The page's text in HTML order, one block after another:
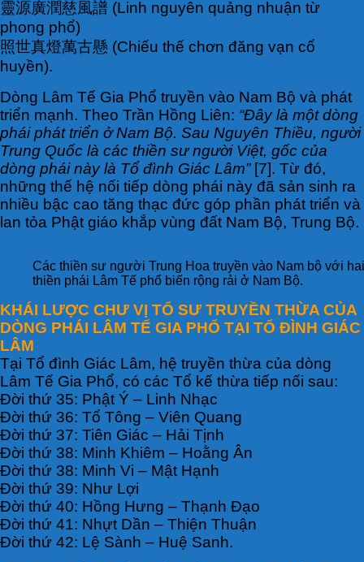
靈源廣潤慈風譜 (Linh nguyên quảng nhuận từ
phong phổ)
照世真燈萬古懸 (Chiếu thế chơn đăng vạn cổ
huyền).
Dòng Lâm Tế Gia Phổ truyền vào Nam Bộ và phát
triển mạnh. Theo Trần Hồng Liên: “Đây là một dòng
phái phát triển ở Nam Bộ. Sau Nguyên Thiều, người
Trung Quốc là các thiền sư người Việt, gốc của
dòng phái này là Tổ đình Giác Lâm”[7]. Từ đó,
những thế hệ nối tiếp dòng phái này đã sản sinh ra
nhiều bậc cao tăng thạc đức góp phần phát triển và
lan tỏa Phật giáo khắp vùng đất Nam Bộ, Trung Bộ.
Các thiền sư người Trung Hoa truyền vào Nam bộ với
thiền phái Lâm Tế phổ biến rộng rải ở Nam Bộ.
KHÁI LƯỢC CHƯ VỊ TỔ SƯ TRUYỀN THỪA CỦA
DÒNG PHÁI LÂM TẾ GIA PHỔ TẠI TỔ ĐÌNH GIÁC
LÂM
Tại Tổ đình Giác Lâm, hệ truyền thừa của dòng
Lâm Tế Gia Phổ, có các Tổ kế thừa tiếp nối sau:
Đời thứ 35: Phật Ý – Linh Nhạc
Đời thứ 36: Tổ Tông – Viên Quang
Đời thứ 37: Tiên Giác – Hải Tịnh
Đời thứ 38: Minh Khiêm – Hoằng Ân
Đời thứ 38: Minh Vi – Mật Hạnh
Đời thứ 39: Như Lợi
Đời thứ 40: Hồng Hưng – Thạnh Đạo
Đời thứ 41: Nhựt Dần – Thiện Thuận
Đời thứ 42: Lệ Sành – Huệ Sanh.